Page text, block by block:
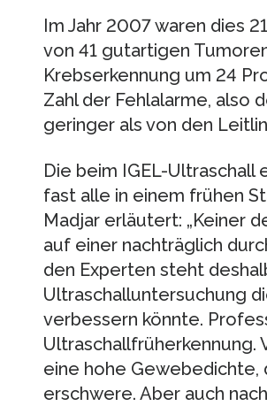
Im Jahr 2007 waren dies
von 41 gutartigen
Krebserkennung um 24
Zahl der Fehlalarme, also
geringer als von den
Die beim IGEL-
fast alle in einem frühen
Madjar erläutert: „Keiner
auf einer nachträglich
den Experten steht
Ultraschalluntersuchung
verbessern könnte.
Ultraschallfrüherkennung.
eine hohe Gewebedichte,
erschwere. Aber auch